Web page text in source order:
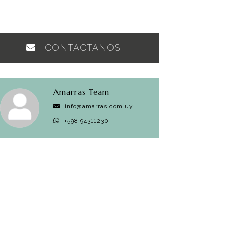
CONTACTANOS
Amarras Team
info@amarras.com.uy
+598 94311230